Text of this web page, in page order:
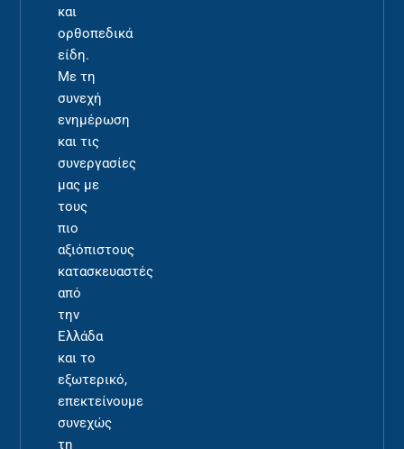
και
ορθοπεδικά
είδη.
Με τη
συνεχή
ενημέρωση
και τις
συνεργασίες
μας με
τους
πιο
αξιόπιστους
κατασκευαστές
από
την
Ελλάδα
και το
εξωτερικό,
επεκτείνουμε
συνεχώς
τη